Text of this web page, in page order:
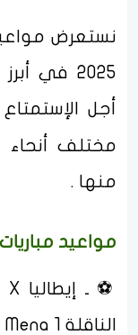
2025 في
أجل
مختلف أنحاء
منها .
مواعيد
الناقلة beIN Sports Mena 1 .